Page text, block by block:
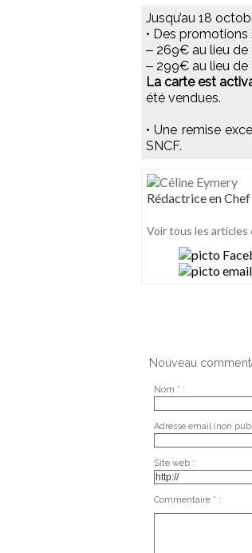
Jusqu’au 18
• Des
‒ 269€ au lieu de
‒ 299€ au lieu
La carte est
été vendues.
• Une remise
SNCF.
Rédactrice en
Voir tous les articles
Nouveau
Nom * :
Adresse email (non
Site web :
Commentaire * :